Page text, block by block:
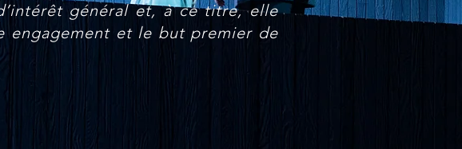
général et, à ce titre, elle
engagement et le but premier de